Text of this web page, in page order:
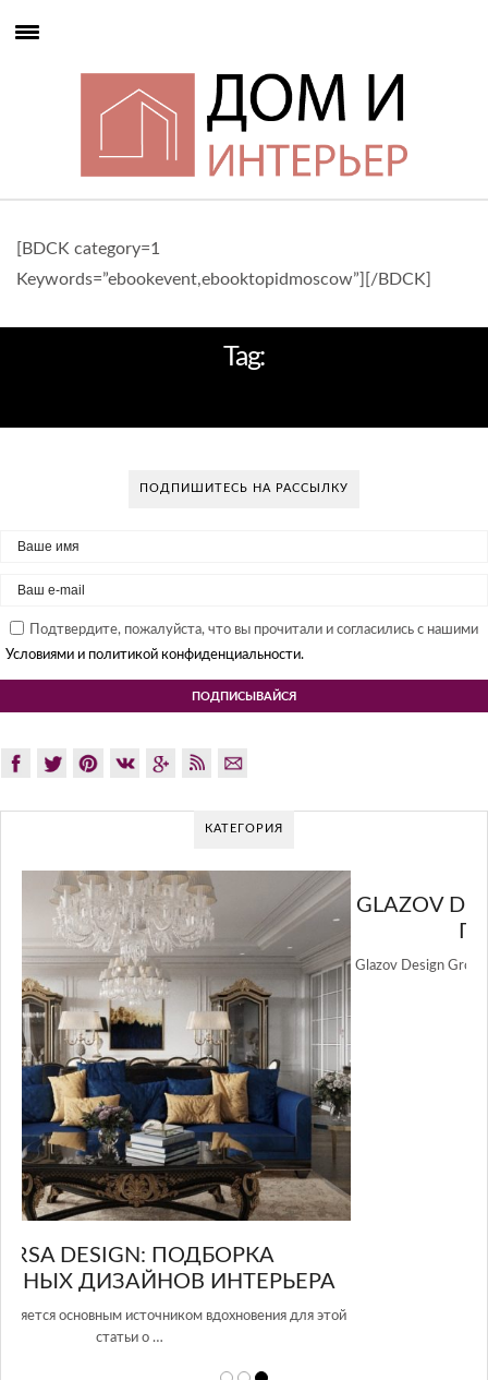
[BDCK category=1
Keywords=”ebookevent,ebooktopidmoscow”][/BDCK]
Tag:
ПОДПИШИТЕСЬ НА РАССЫЛКУ
Подтвердите, пожалуйста, что вы прочитали и согласились с нашими
Условиями и политикой конфиденциальности.
КАТЕГОРИЯ
GLAZOV DESIGN GROUP – УНИКАЛЬНЫЙ
ПОДХОД К ДИЗАЙНУ
Glazov Design Group- это одна из лучших студий дизайна интерьера